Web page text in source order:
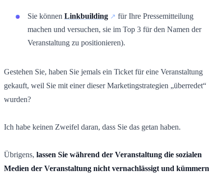
Sie können Linkbuilding
für Ihre Pressemitteilung
machen und versuchen, sie im Top 3 für den Namen der
Veranstaltung zu positionieren).
Gestehen Sie, haben Sie jemals ein Ticket für eine Veranstaltung
gekauft, weil Sie mit einer dieser Marketingstrategien „überredet“
wurden?
Ich habe keinen Zweifel daran, dass Sie das getan haben.
Übrigens, lassen Sie während der Veranstaltung die sozialen
Medien der Veranstaltung nicht vernachlässigt und kümmern